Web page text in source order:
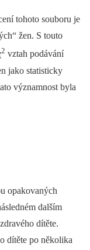
tohoto souboru je
žen. S touto
2 vztah podávání
jako statisticky
významnost byla
opakovaných
dalším
dítěte.
dítěte po několika